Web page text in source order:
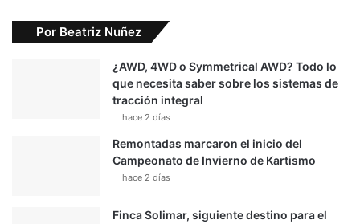
Por Beatriz Nuñez
¿AWD, 4WD o Symmetrical AWD? Todo lo
que necesita saber sobre los sistemas de
tracción integral
hace 2 días
Remontadas marcaron el inicio del
Campeonato de Invierno de Kartismo
hace 2 días
Finca Solimar, siguiente destino para el